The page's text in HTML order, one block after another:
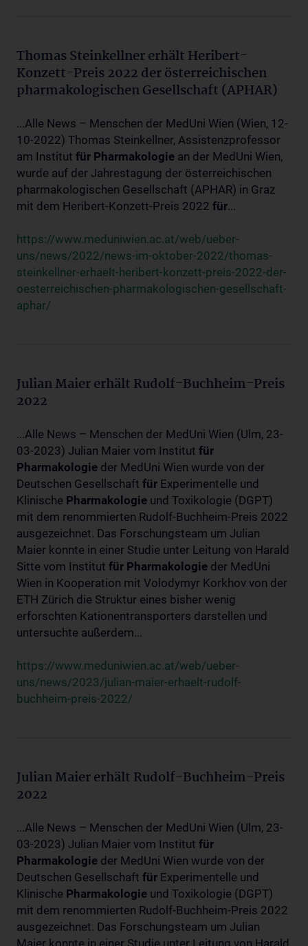
Thomas Steinkellner erhält Heribert-
Konzett-Preis 2022 der österreichischen
pharmakologischen Gesellschaft (APHAR)
...Alle News – Menschen der MedUni Wien (Wien, 12-
10-2022) Thomas Steinkellner, Assistenzprofessor
am Institut für Pharmakologie an der MedUni Wien,
wurde auf der Jahrestagung der österreichischen
pharmakologischen Gesellschaft (APHAR) in Graz
mit dem Heribert-Konzett-Preis 2022 für...
https://www.meduniwien.ac.at/web/ueber-
uns/news/2022/news-im-oktober-2022/thomas-
steinkellner-erhaelt-heribert-konzett-preis-2022-der-
oesterreichischen-pharmakologischen-gesellschaft-
aphar/
Julian Maier erhält Rudolf-Buchheim-Preis
2022
...Alle News – Menschen der MedUni Wien (Ulm, 23-
03-2023) Julian Maier vom Institut für
Pharmakologie der MedUni Wien wurde von der
Deutschen Gesellschaft für Experimentelle und
Klinische Pharmakologie und Toxikologie (DGPT)
mit dem renommierten Rudolf-Buchheim-Preis 2022
ausgezeichnet. Das Forschungsteam um Julian
Maier konnte in einer Studie unter Leitung von Harald
Sitte vom Institut für Pharmakologie der MedUni
Wien in Kooperation mit Volodymyr Korkhov von der
ETH Zürich die Struktur eines bisher wenig
erforschten Kationentransporters darstellen und
untersuchte außerdem...
https://www.meduniwien.ac.at/web/ueber-
uns/news/2023/julian-maier-erhaelt-rudolf-
buchheim-preis-2022/
Julian Maier erhält Rudolf-Buchheim-Preis
2022
...Alle News – Menschen der MedUni Wien (Ulm, 23-
03-2023) Julian Maier vom Institut für
Pharmakologie der MedUni Wien wurde von der
Deutschen Gesellschaft für Experimentelle und
Klinische Pharmakologie und Toxikologie (DGPT)
mit dem renommierten Rudolf-Buchheim-Preis 2022
ausgezeichnet. Das Forschungsteam um Julian
Maier konnte in einer Studie unter Leitung von Harald